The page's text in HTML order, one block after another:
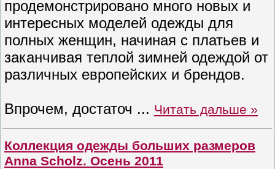
продемонстрировано много новых и
интересных моделей одежды для
полных женщин, начиная с платьев и
заканчивая теплой зимней одеждой от
различных европейских и брендов.
Впрочем, достаточ ... Читать дальше »
Коллекция одежды больших размеров
Anna Scholz. Осень 2011